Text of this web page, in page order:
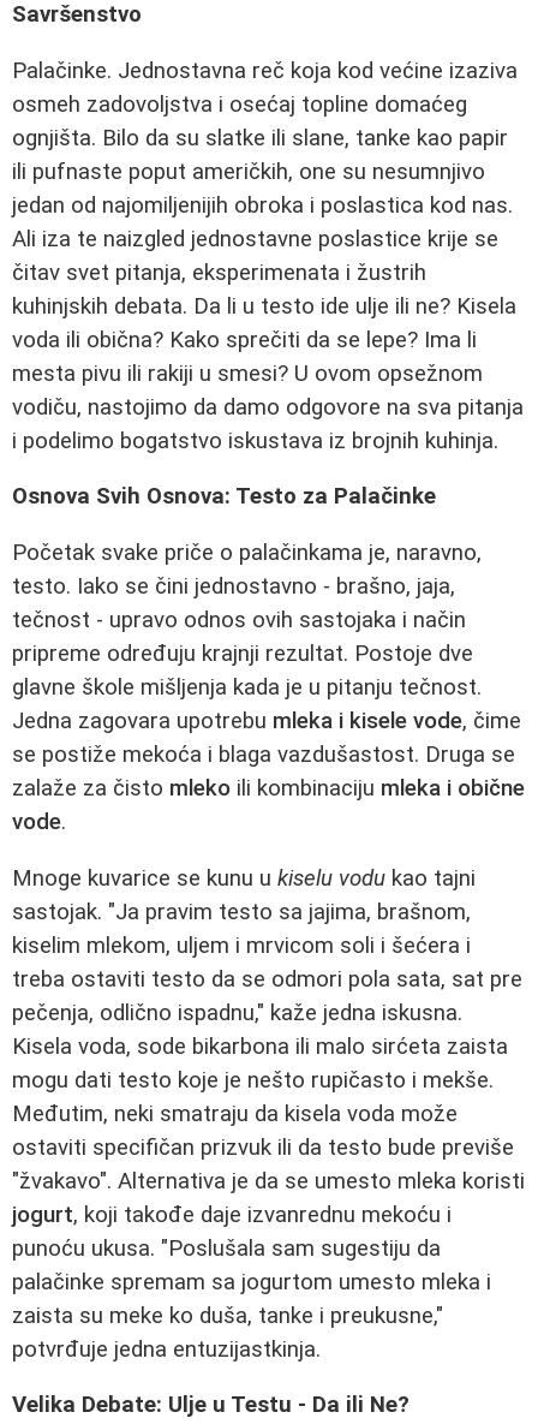
Savršenstvo
Palačinke. Jednostavna reč koja kod većine izaziva
osmeh zadovoljstva i osećaj topline domaćeg
ognjišta. Bilo da su slatke ili slane, tanke kao papir
ili pufnaste poput američkih, one su nesumnjivo
jedan od najomiljenijih obroka i poslastica kod nas.
Ali iza te naizgled jednostavne poslastice krije se
čitav svet pitanja, eksperimenata i žustrih
kuhinjskih debata. Da li u testo ide ulje ili ne? Kisela
voda ili obična? Kako sprečiti da se lepe? Ima li
mesta pivu ili rakiji u smesi? U ovom opsežnom
vodiču, nastojimo da damo odgovore na sva pitanja
i podelimo bogatstvo iskustava iz brojnih kuhinja.
Osnova Svih Osnova: Testo za Palačinke
Početak svake priče o palačinkama je, naravno,
testo. Iako se čini jednostavno - brašno, jaja,
tečnost - upravo odnos ovih sastojaka i način
pripreme određuju krajnji rezultat. Postoje dve
glavne škole mišljenja kada je u pitanju tečnost.
Jedna zagovara upotrebu mleka i kisele vode, čime
se postiže mekoća i blaga vazdušastost. Druga se
zalaže za čisto mleko ili kombinaciju mleka i obične
vode.
Mnoge kuvarice se kunu u kiselu vodu kao tajni
sastojak. "Ja pravim testo sa jajima, brašnom,
kiselim mlekom, uljem i mrvicom soli i šećera i
treba ostaviti testo da se odmori pola sata, sat pre
pečenja, odlično ispadnu," kaže jedna iskusna.
Kisela voda, sode bikarbona ili malo sirćeta zaista
mogu dati testo koje je nešto rupičasto i mekše.
Međutim, neki smatraju da kisela voda može
ostaviti specifičan prizvuk ili da testo bude previše
"žvakavo". Alternativa je da se umesto mleka koristi
jogurt, koji takođe daje izvanrednu mekoću i
punoću ukusa. "Poslušala sam sugestiju da
palačinke spremam sa jogurtom umesto mleka i
zaista su meke ko duša, tanke i preukusne,"
potvrđuje jedna entuzijastkinja.
Velika Debate: Ulje u Testu - Da ili Ne?